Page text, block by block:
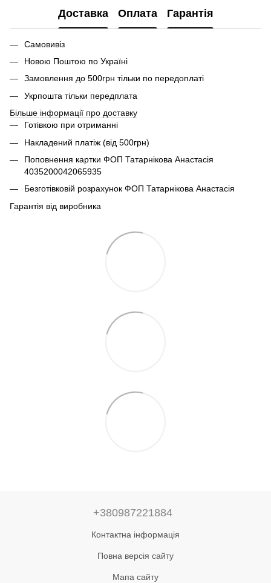
Доставка Оплата Гарантія
Самовивіз
Новою Поштою по Україні
Замовлення до 500грн тільки по передоплаті
Укрпошта тільки передплата
Більше інформації про доставку
Готівкою при отриманні
Накладений платіж (від 500грн)
Поповнення картки ФОП Татарнікова Анастасія
4035200042065935
Безготівковій розрахунок ФОП Татарнікова Анастасія
Гарантія від виробника
+380987221884
Контактна інформація
Повна версія сайту
Мапа сайту